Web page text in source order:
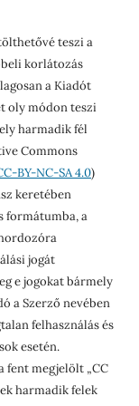
teszi a
korlátozás
a Kiadót
oly módon teszi
harmadik fél
Commons
BY-NC-SA 4.0)
keretében
formátumba, a
jogát
e jogokat bármely
a Szerző nevében
felhasználás és
esetén.
fent megjelölt „CC
harmadik felek